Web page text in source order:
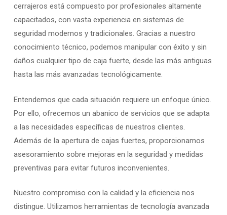
cerrajeros está compuesto por profesionales altamente
capacitados, con vasta experiencia en sistemas de
seguridad modernos y tradicionales. Gracias a nuestro
conocimiento técnico, podemos manipular con éxito y sin
daños cualquier tipo de caja fuerte, desde las más antiguas
hasta las más avanzadas tecnológicamente.
Entendemos que cada situación requiere un enfoque único.
Por ello, ofrecemos un abanico de servicios que se adapta
a las necesidades específicas de nuestros clientes.
Además de la apertura de cajas fuertes, proporcionamos
asesoramiento sobre mejoras en la seguridad y medidas
preventivas para evitar futuros inconvenientes.
Nuestro compromiso con la calidad y la eficiencia nos
distingue. Utilizamos herramientas de tecnología avanzada